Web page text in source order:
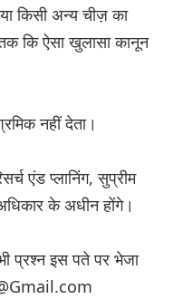
किसी अन्य चीज़ का
कि ऐसा खुलासा कानून
नहीं देता।
एंड प्लानिंग, सुप्रीम
के अधीन होंगे।
प्रश्न इस पते पर भेजा